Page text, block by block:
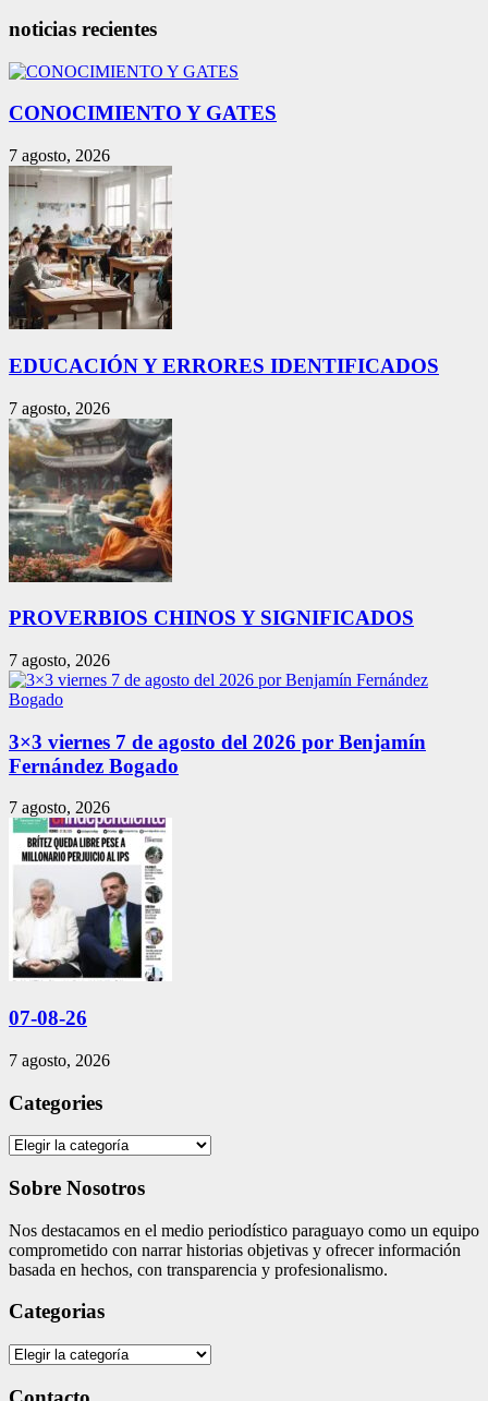
noticias recientes
CONOCIMIENTO Y GATES
7 agosto, 2026
EDUCACIÓN Y ERRORES IDENTIFICADOS
7 agosto, 2026
PROVERBIOS CHINOS Y SIGNIFICADOS
7 agosto, 2026
3×3 viernes 7 de agosto del 2026 por Benjamín
Fernández Bogado
7 agosto, 2026
07-08-26
7 agosto, 2026
Categories
Categories
Sobre Nosotros
Nos destacamos en el medio periodístico paraguayo como un equipo
comprometido con narrar historias objetivas y ofrecer información
basada en hechos, con transparencia y profesionalismo.
Categorias
Categorias